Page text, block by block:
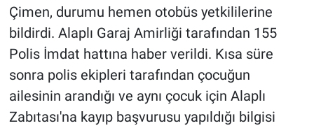
Çimen, durumu hemen otobüs yetkililerine
bildirdi. Alaplı Garaj Amirliği tarafından 155
Polis İmdat hattına haber verildi. Kısa süre
sonra polis ekipleri tarafından çocuğun
ailesinin arandığı ve aynı çocuk için Alaplı
Zabıtası'na kayıp başvurusu yapıldığı bilgisi